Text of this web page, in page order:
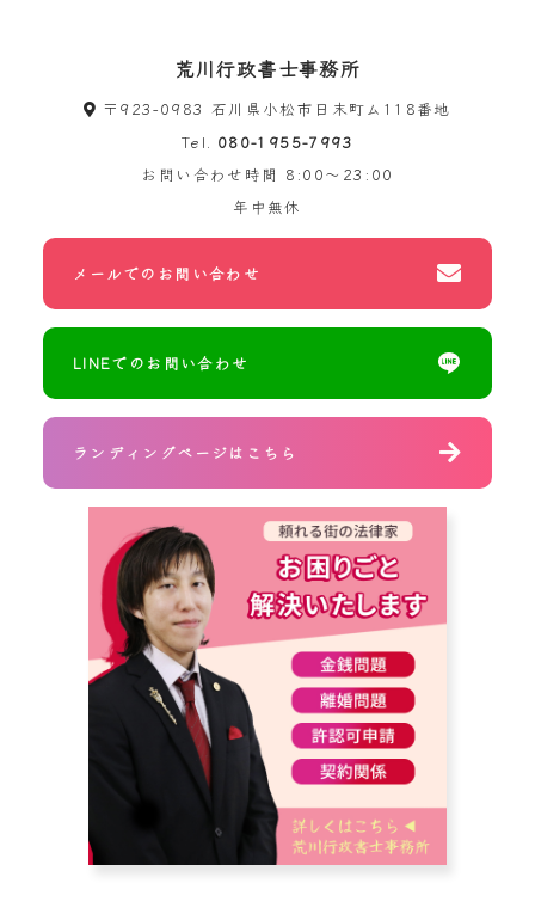
荒川行政書士事務所
〒923-0983 石川県小松市日末町ム118番地
Tel. 080-1955-7993
お問い合わせ時間 8:00～23:00
年中無休
メールでのお問い合わせ
LINEでのお問い合わせ
ランディングページはこちら